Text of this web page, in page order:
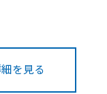
を見る